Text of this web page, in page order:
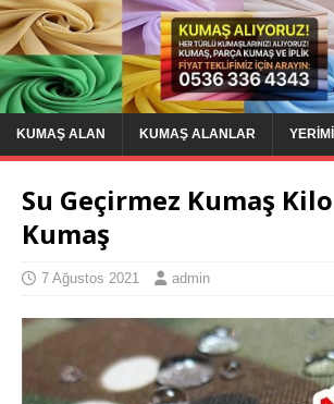
KUMAŞ ALAN KUMAŞ ALANLAR
Su Geçirmez Kumaş
Kumaş
7 Ağustos 2021 admin